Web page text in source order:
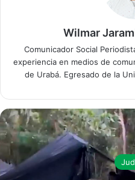
Wilmar
Comunicador Social
experiencia en medios de
de Urabá. Egresado de la